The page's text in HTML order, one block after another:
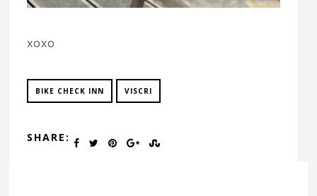
xoxo
BIKE CHECK INN VISCRI
SHARE: